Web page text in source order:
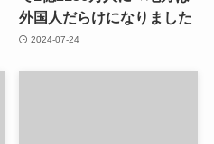
外国人だらけになりました
2024-07-24